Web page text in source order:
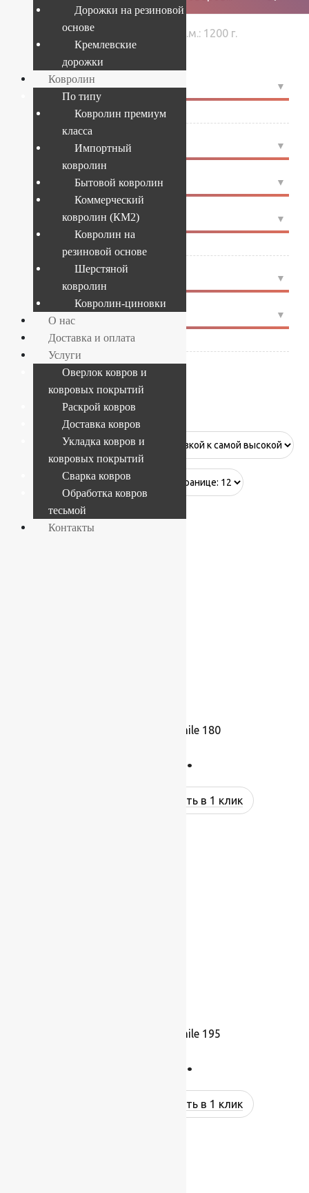
› Товары Вес 1 кв.м.: 1200 г.
1200 г.
Ковролин Balta Smile 180
руб.
Купить в 1 клик
Ковролин Balta Smile 195
руб.
Купить в 1 клик
РАЗМЕР 4
4x25
ФОРМА 4
СТРАНА 4
ПРОИЗВОДИТЕЛЬ 4
4
СОСТАВ 4
Полипропилен (3)
Дорожки на резиновой
основе
Кремлевские
дорожки
Ковролин
По типу
Ковролин премиум
класса
Импортный
ковролин
Бытовой ковролин
Коммерческий
ковролин (КМ2)
Ковролин на
резиновой основе
Шерстяной
ковролин
Ковролин-циновки
О нас
Доставка и оплата
Услуги
Оверлок ковров и
ковровых покрытий
Раскрой ковров
Доставка ковров
Укладка ковров и
ковровых покрытий
Сварка ковров
Обработка ковров
тесьмой
Контакты